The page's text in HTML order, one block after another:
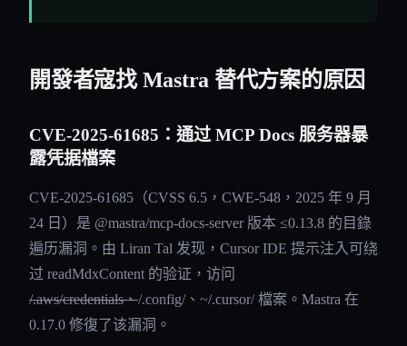
開發者寇找 Mastra 替代方案的原因
CVE-2025-61685：通过 MCP Docs 服务器暴
露凭据檔案
CVE-2025-61685（CVSS 6.5，CWE-548，2025 年 9 月
24 日）是 @mastra/mcp-docs-server 版本 ≤0.13.8 的目錄
遍历漏洞。由 Liran Tal 发现，Cursor IDE 提示注入可绕
过 readMdxContent 的验证，访问
/.aws/credentials、/.config/、~/.cursor/ 檔案。Mastra 在
0.17.0 修復了该漏洞。